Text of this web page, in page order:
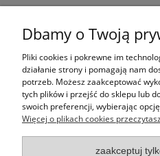
Kurier Inpost(dostawa w 24
Kurier Inpost Pobranie(dostawa w
nadania)
Odbiór osobisty(od poniedziałku do
wcześniejszym potwierdzeniu)
Dbamy o Twoją
Pliki cookies i pokrewne im
działanie strony i pomagają nam
potrzeb. Możesz zaakceptować
tych plików i przejść do sklepu lub
swoich preferencji, wybierając
Więcej o plikach cookies
zaakceptuj